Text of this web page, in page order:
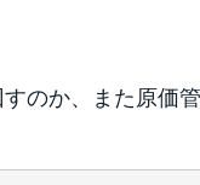
のか、また原価